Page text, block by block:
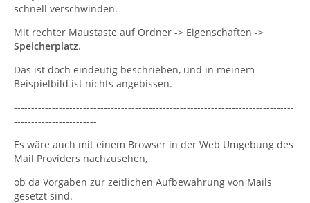
schnell verschwinden.
Mit rechter Maustaste auf Ordner -> Eigenschaften ->
Speicherplatz.
Das ist doch eindeutig beschrieben, und in meinem
Beispielbild ist nichts angebissen.
---------------------------------------------------------------------------------
------------------------
Es wäre auch mit einem Browser in der Web Umgebung des
Mail Providers nachzusehen,
ob da Vorgaben zur zeitlichen Aufbewahrung von Mails
gesetzt sind.